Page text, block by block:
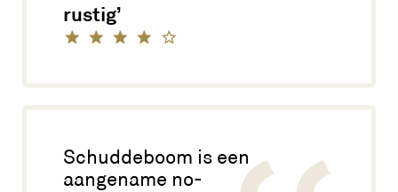
rustig’
Schuddeboom is een
aangename no-